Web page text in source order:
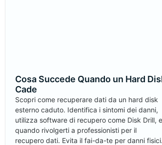
Cosa Succede Quando un Hard
Cade
Scopri come recuperare dati da un hard disk
esterno caduto. Identifica i sintomi dei danni,
utilizza software di recupero come Disk Drill, e
quando rivolgerti a professionisti per il
recupero dati. Evita il fai-da-te per danni fisici.